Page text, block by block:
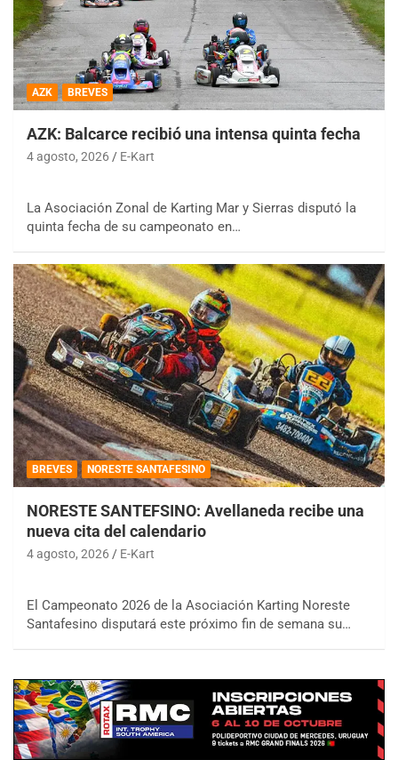
AZK BREVES
AZK: Balcarce recibió una intensa quinta fecha
4 agosto, 2026 E-Kart
La Asociación Zonal de Karting Mar y Sierras disputó la
quinta fecha de su campeonato en…
BREVES NORESTE SANTAFESINO
NORESTE SANTEFSINO: Avellaneda recibe una
nueva cita del calendario
4 agosto, 2026 E-Kart
El Campeonato 2026 de la Asociación Karting Noreste
Santafesino disputará este próximo fin de semana su…